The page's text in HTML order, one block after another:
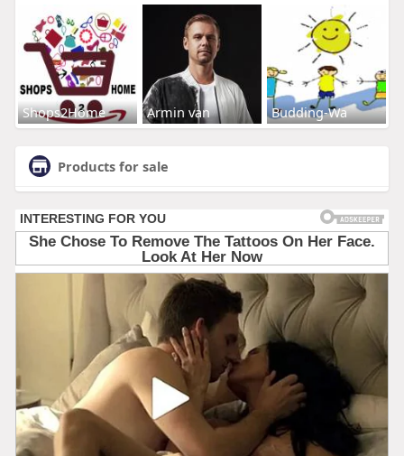
Shops2Home Armin van Budding-Wa
Products for sale